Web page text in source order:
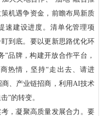
机遇争资金，前瞻布局新质
速建设进度。清单化管理项
到底。要以更新思路优化环
品牌，构建开放合作平台，
热情，坚持“走出去、请进
商、产业链招商，利用AI技术
”的转变。
，凝聚高质量发展合力。要